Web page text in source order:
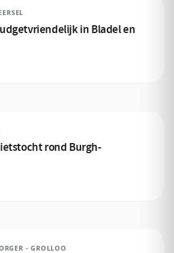
in Bladel en
rond Burgh-
- GROLLOO